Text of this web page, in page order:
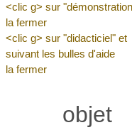
<clic g> sur
la fermer
<clic g> sur "didacticiel"
suivant les bulles d'aide
la fermer